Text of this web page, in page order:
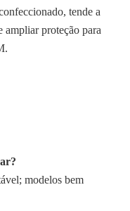
tende a
proteção para
modelos bem